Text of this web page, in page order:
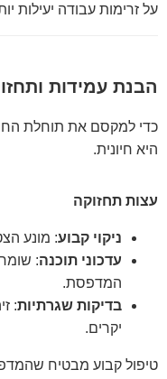
על זרימות עבודה יעילות
הבנת עמידות
כדי למקסם את תוחלת
היא חיונית.
עצות תחזוקה
ניקוי קבוע: מונע
עדכוני תוכנה:
המדפסת.
בדיקות שגרתיות:
יקרים.
טיפול קבוע מבטיח